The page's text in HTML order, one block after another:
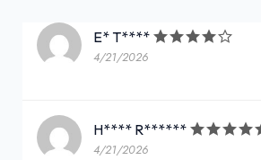
E* T****
4/21/2026
H**** R******
4/21/2026